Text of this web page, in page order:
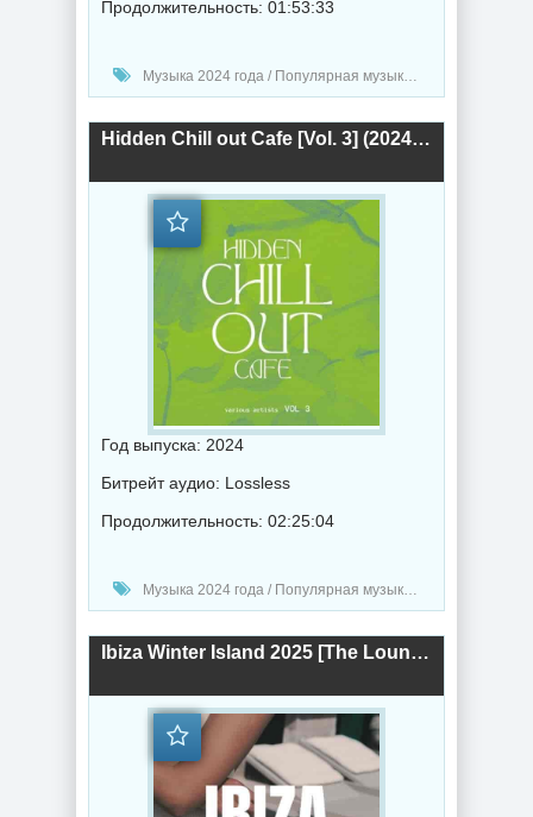
Продолжительность: 01:53:33
Музыка 2024 года / Популярная музыка / Электронная музыка / Музыка VA / Chillout music
Hidden Chill out Cafe [Vol. 3] (2024) торрент
Год выпуска: 2024
Битрейт аудио: Lossless
Продолжительность: 02:25:04
Музыка 2024 года / Популярная музыка / Электронная музыка / Музыка VA / Chillout music
Ibiza Winter Island 2025 [The Lounge Edition] (2024) торрент